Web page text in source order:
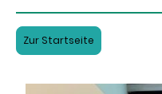
Zur Startseite